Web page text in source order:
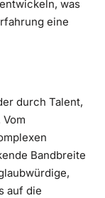
was
eine
durch Talent,
Bandbreite
auf die